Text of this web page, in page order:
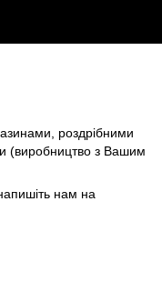
роздрібними
(виробництво з Вашим
нам на